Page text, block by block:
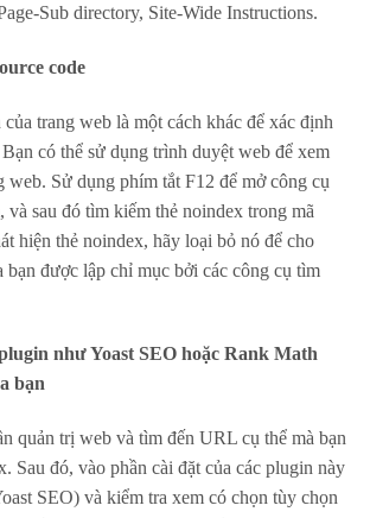
Sub directory, Site-Wide Instructions.
code
trang web là một cách khác để xác định
có thể sử dụng trình duyệt web để xem
web. Sử dụng phím tắt F12 để mở công cụ
và sau đó tìm kiếm thẻ noindex trong mã
hiện thẻ noindex, hãy loại bỏ nó để cho
bạn được lập chỉ mục bởi các công cụ tìm
như Yoast SEO hoặc Rank Math
bạn
quản trị web và tìm đến URL cụ thể mà bạn
Sau đó, vào phần cài đặt của các plugin này
SEO) và kiểm tra xem có chọn tùy chọn